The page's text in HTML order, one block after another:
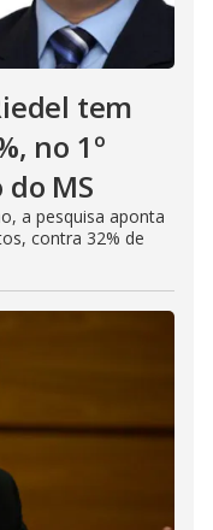
tem
no 1º
MS
a pesquisa aponta
contra 32% de